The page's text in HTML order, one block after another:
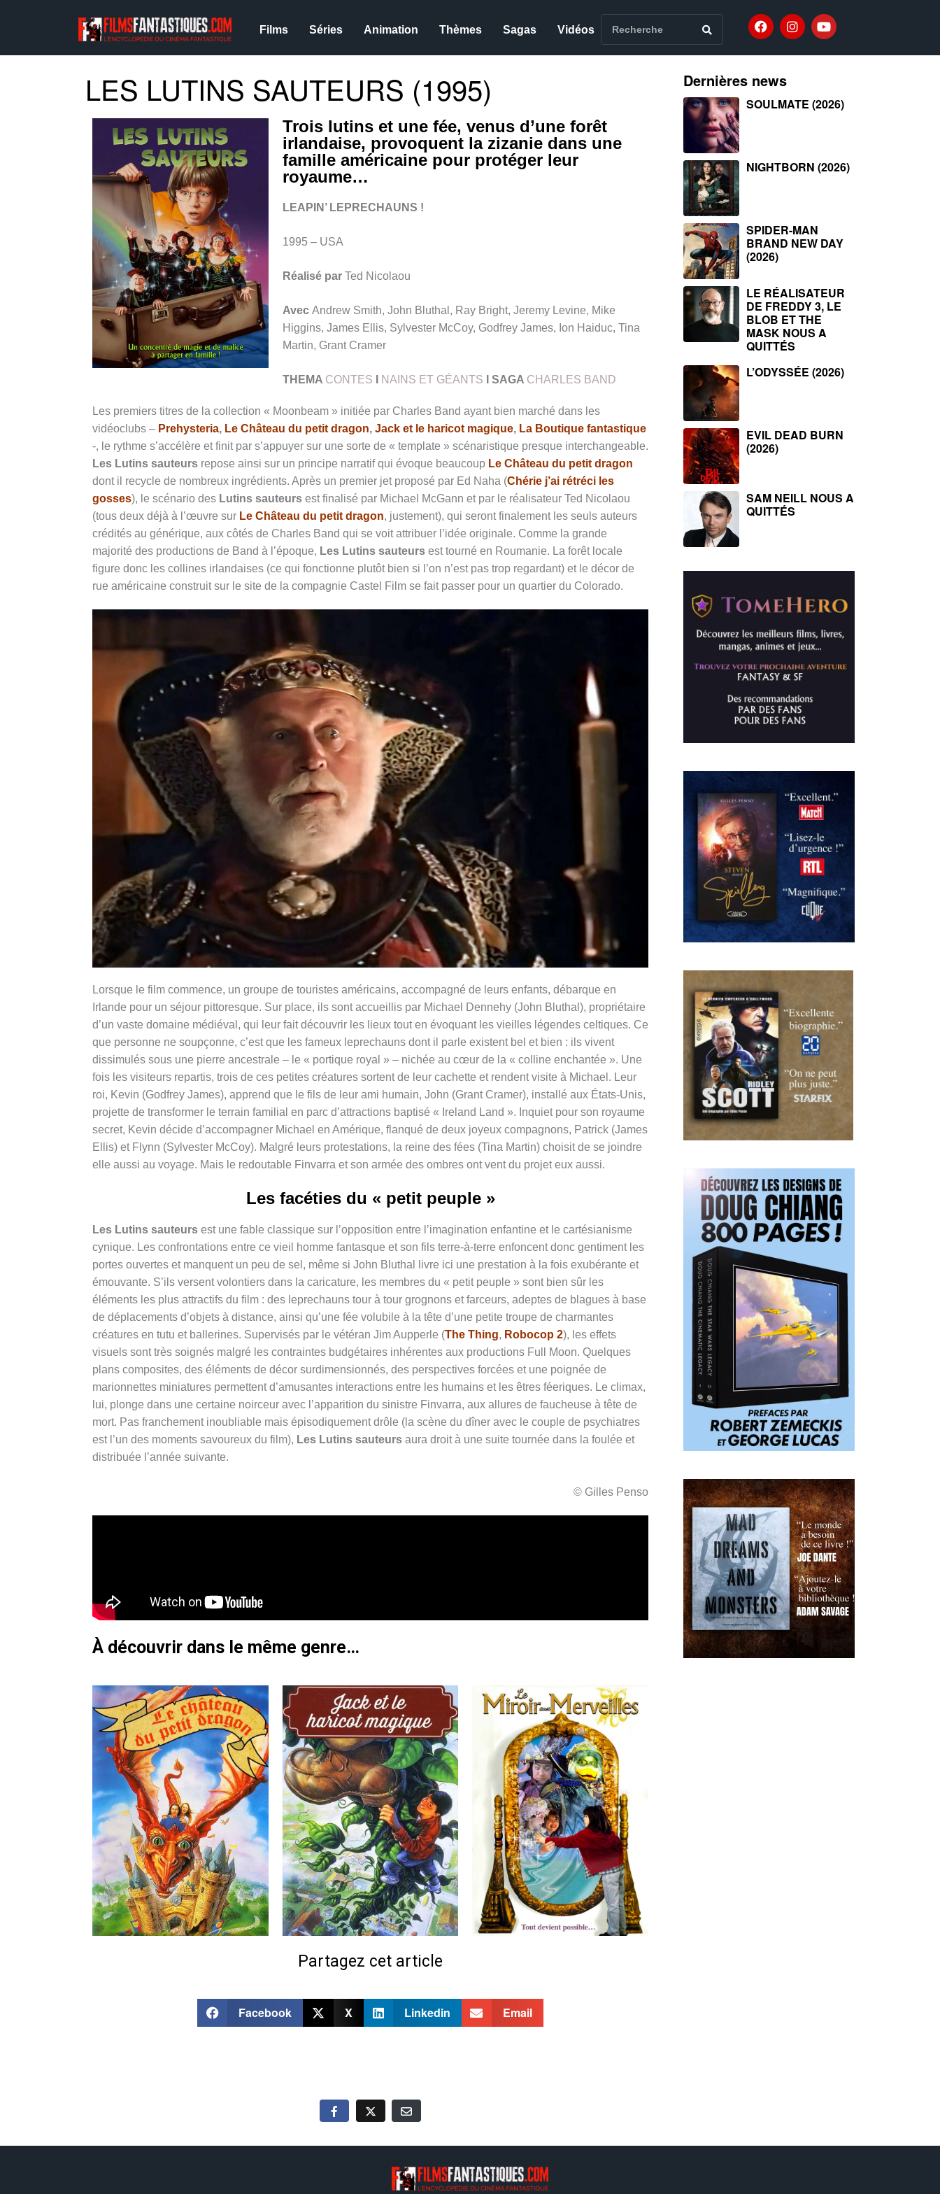
Films Séries Animation Thèmes Sagas Vidéos
LES LUTINS SAUTEURS (1995)
Trois lutins et une fée, venus d’une forêt
irlandaise, provoquent la zizanie dans une
famille américaine pour protéger leur
royaume…
LEAPIN’ LEPRECHAUNS !
1995 – USA
Réalisé par Ted Nicolaou
Avec Andrew Smith, John Bluthal, Ray Bright, Jeremy Levine, Mike
Higgins, James Ellis, Sylvester McCoy, Godfrey James, Ion Haiduc, Tina
Martin, Grant Cramer
THEMA CONTES NAINS ET GÉANTS I SAGA CHARLES BAND
Les premiers titres de la collection « Moonbeam » initiée par Charles Band ayant bien marché dans les
vidéoclubs – Prehysteria, Le Château du petit dragon, Jack et le haricot magique, La Boutique fantastique
-, le rythme s’accélère et finit par s’appuyer sur une sorte de « template » scénaristique presque interchangeable.
Les Lutins sauteurs repose ainsi sur un principe narratif qui évoque beaucoup Le Château du petit dragon
dont il recycle de nombreux ingrédients. Après un premier jet proposé par Ed Naha (Chérie j’ai rétréci les
gosses), le scénario des Lutins sauteurs est finalisé par Michael McGann et par le réalisateur Ted Nicolaou
(tous deux déjà à l’œuvre sur Le Château du petit dragon, justement), qui seront finalement les seuls auteurs
crédités au générique, aux côtés de Charles Band qui se voit attribuer l’idée originale. Comme la grande
majorité des productions de Band à l’époque, Les Lutins sauteurs est tourné en Roumanie. La forêt locale
figure donc les collines irlandaises (ce qui fonctionne plutôt bien si l’on n’est pas trop regardant) et le décor de
rue américaine construit sur le site de la compagnie Castel Film se fait passer pour un quartier du Colorado.
Lorsque le film commence, un groupe de touristes américains, accompagné de leurs enfants, débarque en
Irlande pour un séjour pittoresque. Sur place, ils sont accueillis par Michael Dennehy (John Bluthal), propriétaire
d’un vaste domaine médiéval, qui leur fait découvrir les lieux tout en évoquant les vieilles légendes celtiques. Ce
que personne ne soupçonne, c’est que les fameux leprechauns dont il parle existent bel et bien : ils vivent
dissimulés sous une pierre ancestrale – le « portique royal » – nichée au cœur de la « colline enchantée ». Une
fois les visiteurs repartis, trois de ces petites créatures sortent de leur cachette et rendent visite à Michael. Leur
roi, Kevin (Godfrey James), apprend que le fils de leur ami humain, John (Grant Cramer), installé aux États-Unis,
projette de transformer le terrain familial en parc d’attractions baptisé « Ireland Land ». Inquiet pour son royaume
secret, Kevin décide d’accompagner Michael en Amérique, flanqué de deux joyeux compagnons, Patrick (James
Ellis) et Flynn (Sylvester McCoy). Malgré leurs protestations, la reine des fées (Tina Martin) choisit de se joindre
elle aussi au voyage. Mais le redoutable Finvarra et son armée des ombres ont vent du projet eux aussi.
Les facéties du « petit peuple »
Les Lutins sauteurs est une fable classique sur l’opposition entre l’imagination enfantine et le cartésianisme
cynique. Les confrontations entre ce vieil homme fantasque et son fils terre-à-terre enfoncent donc gentiment les
portes ouvertes et manquent un peu de sel, même si John Bluthal livre ici une prestation à la fois exubérante et
émouvante. S’ils versent volontiers dans la caricature, les membres du « petit peuple » sont bien sûr les
éléments les plus attractifs du film : des leprechauns tour à tour grognons et farceurs, adeptes de blagues à base
de déplacements d’objets à distance, ainsi qu’une fée volubile à la tête d’une petite troupe de charmantes
créatures en tutu et ballerines. Supervisés par le vétéran Jim Aupperle (The Thing, Robocop 2), les effets
visuels sont très soignés malgré les contraintes budgétaires inhérentes aux productions Full Moon. Quelques
plans composites, des éléments de décor surdimensionnés, des perspectives forcées et une poignée de
marionnettes miniatures permettent d’amusantes interactions entre les humains et les êtres féeriques. Le climax,
lui, plonge dans une certaine noirceur avec l’apparition du sinistre Finvarra, aux allures de faucheuse à tête de
mort. Pas franchement inoubliable mais épisodiquement drôle (la scène du dîner avec le couple de psychiatres
est l’un des moments savoureux du film), Les Lutins sauteurs aura droit à une suite tournée dans la foulée et
distribuée l’année suivante.
© Gilles Penso
À découvrir dans le même genre…
Partagez cet article
Facebook X Linkedin Email
Dernières news
SOULMATE (2026)
NIGHTBORN (2026)
SPIDER-MAN
BRAND NEW DAY
(2026)
LE RÉALISATEUR
DE FREDDY 3, LE
BLOB ET THE
MASK NOUS A
QUITTÉS
L’ODYSSÉE (2026)
EVIL DEAD BURN
(2026)
SAM NEILL NOUS A
QUITTÉS